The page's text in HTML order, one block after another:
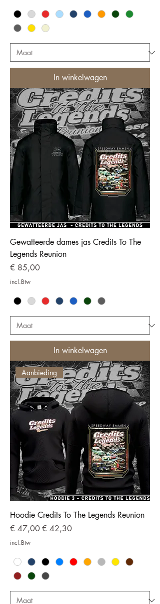
In winkelwagen
Gewatteerde dames jas Credits To The
Legends Reunion
Prijs
€ 85,00
incl.Btw
In winkelwagen
Aanbieding
Hoodie Credits To The Legends Reunion
Normale prijs
€ 47,00Verkoopprijs
€ 42,30
incl.Btw